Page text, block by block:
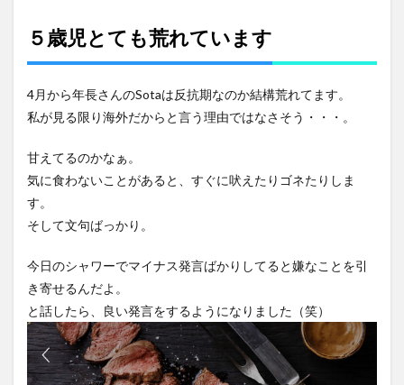
５歳児とても荒れています
4月から年長さんのSotaは反抗期なのか結構荒れてます。
私が見る限り海外だからと言う理由ではなさそう・・・。
甘えてるのかなぁ。
気に食わないことがあると、すぐに吠えたりゴネたりしま
す。
そして文句ばっかり。
今日のシャワーでマイナス発言ばかりしてると嫌なことを引
き寄せるんだよ。
と話したら、良い発言をするようになりました（笑）